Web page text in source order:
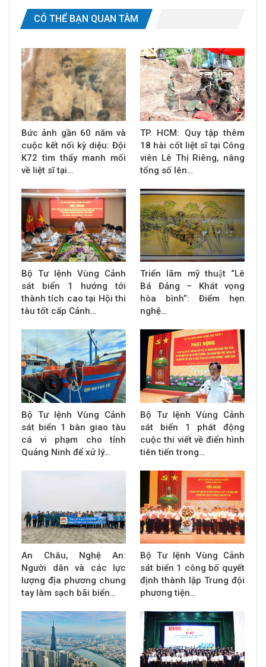
CÓ THỂ BẠN QUAN TÂM
Bức ảnh gần 60 năm và
cuộc kết nối kỳ diệu: Đội
K72 tìm thấy manh mối
về liệt sĩ tại…
TP. HCM: Quy tập thêm
18 hài cốt liệt sĩ tại Công
viên Lê Thị Riêng, nâng
tổng số lên…
Bộ Tư lệnh Vùng Cảnh
sát biển 1 hướng tới
thành tích cao tại Hội thi
tàu tốt cấp Cảnh…
Triển lãm mỹ thuật “Lê
Bá Đảng – Khát vọng
hòa bình”: Điểm hẹn
nghệ…
Bộ Tư lệnh Vùng Cảnh
sát biển 1 bàn giao tàu
cá vi phạm cho tỉnh
Quảng Ninh để xử lý…
Bộ Tư lệnh Vùng Cảnh
sát biển 1 phát động
cuộc thi viết về điển hình
tiên tiến trong…
An Châu, Nghệ An:
Người dân và các lực
lượng địa phương chung
tay làm sạch bãi biển…
Bộ Tư lệnh Vùng Cảnh
sát biển 1 công bố quyết
định thành lập Trung đội
phương tiện…